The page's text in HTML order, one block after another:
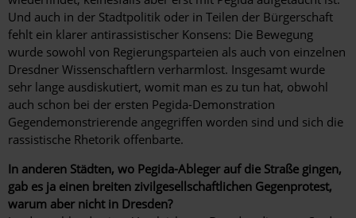
Und auch in der Stadtpolitik oder in Teilen der Bürgerschaft
fehlt ein klarer antirassistischer Konsens: Die Bewegung
wurde sowohl von Regierungsparteien als auch von einzelnen
Dresdner Wissenschaftlern verharmlost. Insgesamt wurde
sehr lange ausdiskutiert, womit man es zu tun hat, obwohl
auch schon bei der ersten Pegida-Demonstration
Gegendemonstrierende angegriffen worden sind und sich die
rassistische Rhetorik offenbarte.
In anderen Städten, wo Pegida-Ableger auf die Straße gingen,
gab es ja einen breiten zivilgesellschaftlichen Gegenprotest,
warum aber nicht in Dresden?